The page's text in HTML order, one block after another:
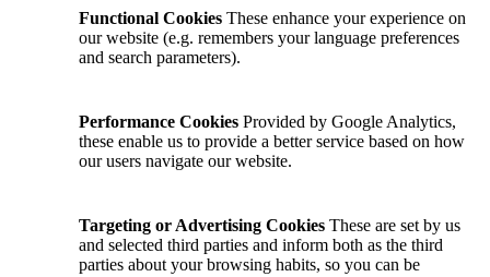
Functional Cookies These enhance your experience on
our website (e.g. remembers your language preferences
and search parameters).
Performance Cookies Provided by Google Analytics,
these enable us to provide a better service based on how
our users navigate our website.
Targeting or Advertising Cookies These are set by us
and selected third parties and inform both as the third
parties about your browsing habits, so you can be